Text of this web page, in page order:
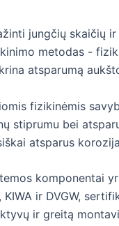
jungčių skaičių
metodas -
atsparumą
fizikinėmis
stiprumu bei
atsparus
komponentai
ir DVGW,
ir greitą